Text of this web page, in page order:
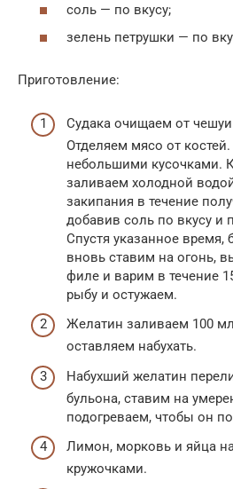
соль — по вкусу;
зелень петрушки — по
Приготовление:
Судака очищаем от чешуи
Отделяем мясо от
небольшими кусочками.
заливаем холодной
закипания в течение
добавив соль по вкусу и
Спустя указанное
вновь ставим на огонь,
филе и варим в течение
рыбу и остужаем.
Желатин заливаем 100
оставляем набухать.
Набухший желатин
бульона, ставим на
подогреваем, чтобы он
Лимон, морковь и яйца
кружочками.